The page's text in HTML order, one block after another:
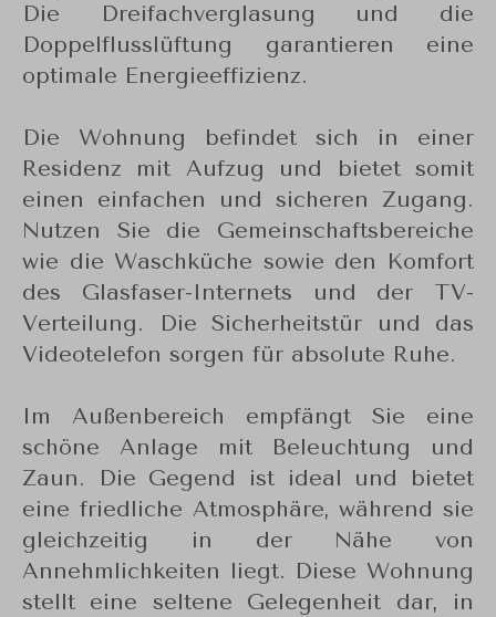
Die Dreifachverglasung und die
Doppelflusslüftung garantieren eine
optimale Energieeffizienz.
Die Wohnung befindet sich in einer
Residenz mit Aufzug und bietet somit
einen einfachen und sicheren Zugang.
Nutzen Sie die Gemeinschaftsbereiche
wie die Waschküche sowie den Komfort
des Glasfaser-Internets und der TV-
Verteilung. Die Sicherheitstür und das
Videotelefon sorgen für absolute Ruhe.
Im Außenbereich empfängt Sie eine
schöne Anlage mit Beleuchtung und
Zaun. Die Gegend ist ideal und bietet
eine friedliche Atmosphäre, während sie
gleichzeitig in der Nähe von
Annehmlichkeiten liegt. Diese Wohnung
stellt eine seltene Gelegenheit dar, in